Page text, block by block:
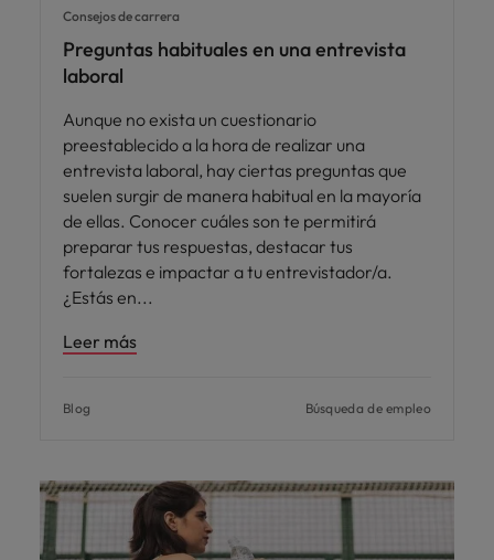
Consejos de carrera
Preguntas habituales en una entrevista
laboral
Aunque no exista un cuestionario
preestablecido a la hora de realizar una
entrevista laboral, hay ciertas preguntas que
suelen surgir de manera habitual en la mayoría
de ellas. Conocer cuáles son te permitirá
preparar tus respuestas, destacar tus
fortalezas e impactar a tu entrevistador/a.
¿Estás en
Leer más
Blog Búsqueda de empleo